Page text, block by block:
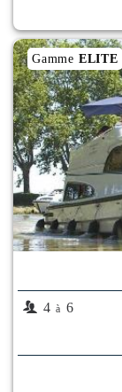
Gamme ELITE
4 à 6